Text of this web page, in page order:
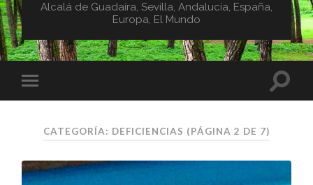
Alcalá de Guadaíra, Sevilla, Andalucía, España,
Europa, El Mundo
CATEGORÍA: DEFICIENCIAS (PÁGINA 2 DE 7)